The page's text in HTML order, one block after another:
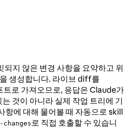
지 않은 변경 사항을 요약하고 위
생성합니다. 라이브 diff를
로 가져오므로, 응답은 Claude가
것이 아니라 실제 작업 트리에 기
항에 대해 물어볼 때 자동으로 skill
changes 로 직접 호출할 수 있습니